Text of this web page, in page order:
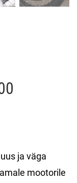
ja väga
mootorile